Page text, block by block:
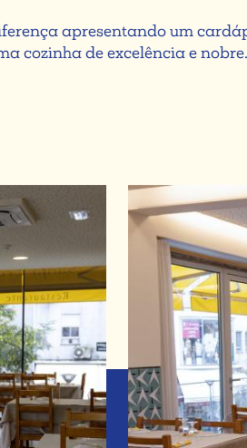
apresentando um
cozinha de excelência e nobre.